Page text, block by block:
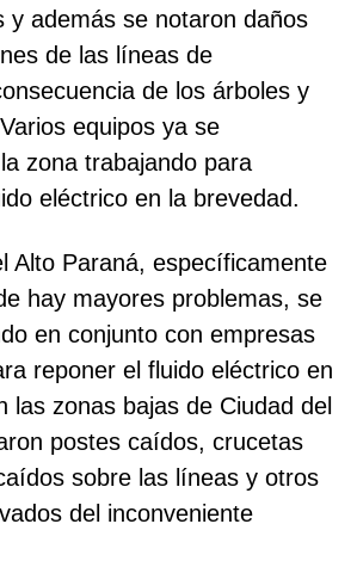
y además se notaron daños
de las líneas de
de los árboles y
equipos ya se
zona trabajando para
eléctrico en la brevedad.
Alto Paraná, específicamente
hay mayores problemas, se
en conjunto con empresas
reponer el fluido eléctrico en
las zonas bajas de Ciudad del
postes caídos, crucetas
sobre las líneas y otros
del inconveniente